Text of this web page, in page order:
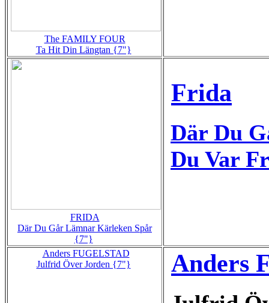
The FAMILY FOUR
Ta Hit Din Längtan {7"}
FRIDA
Där Du Går Lämnar Kärleken Spår
{7"}
Frida
Där Du
Du Var
Anders FUGELSTAD
Julfrid Över Jorden {7"}
Anders